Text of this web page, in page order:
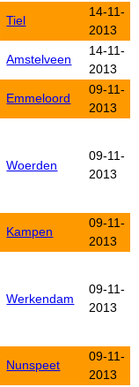
Tiel
14-11-
2013
Amstelveen
14-11-
2013
Emmeloord
09-11-
2013
Woerden
09-11-
2013
Kampen
09-11-
2013
Werkendam
09-11-
2013
Nunspeet
09-11-
2013